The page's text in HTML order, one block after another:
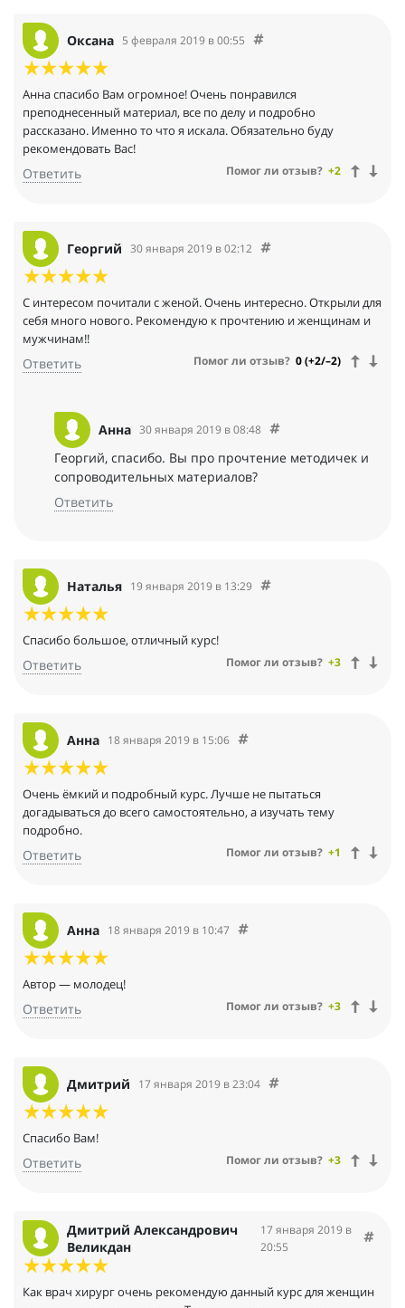
Оксана 5 февраля 2019 в 00:55
Анна спасибо Вам огромное! Очень понравился
преподнесенный материал, все по делу и подробно
рассказано. Именно то что я искала. Обязательно буду
рекомендовать Вас!
Ответить Помог ли отзыв? +2
Георгий 30 января 2019 в 02:12
С интересом почитали с женой. Очень интересно. Открыли для
себя много нового. Рекомендую к прочтению и женщинам и
мужчинам!!
Ответить Помог ли отзыв? 0 (+2/–2)
Анна 30 января 2019 в 08:48
Георгий, спасибо. Вы про прочтение методичек и
сопроводительных материалов?
Ответить
Наталья 19 января 2019 в 13:29
Спасибо большое, отличный курс!
Ответить Помог ли отзыв? +3
Анна 18 января 2019 в 15:06
Очень ёмкий и подробный курс. Лучше не пытаться
догадываться до всего самостоятельно, а изучать тему
подробно.
Ответить Помог ли отзыв? +1
Анна 18 января 2019 в 10:47
Автор — молодец!
Ответить Помог ли отзыв? +3
Дмитрий 17 января 2019 в 23:04
Спасибо Вам!
Ответить Помог ли отзыв? +3
Дмитрий Александрович
Великдан
17 января 2019 в
20:55
Как врач хирург очень рекомендую данный курс для женщин